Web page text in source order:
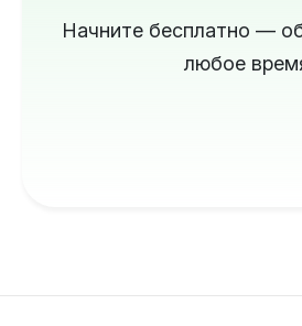
Начните бесплатно —
любое